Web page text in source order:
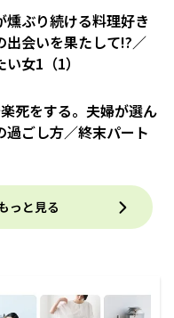
燻ぶり続ける料理好き
出会いを果たして!?／
女1（1）
死をする。夫婦が選ん
過ごし方／終末パート
っと見る